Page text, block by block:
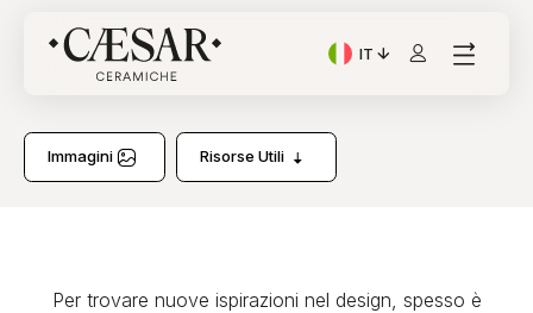
IT
Lingua corrente:
Immagini Risorse Utili
Per trovare nuove ispirazioni nel design, spesso è